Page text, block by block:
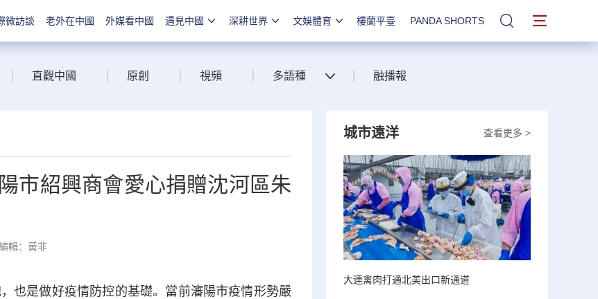
微訪談 老外在中國 外媒看中國 遇見中國 深耕世界 文娛體育 樓蘭平臺 PANDA SHORTS 站內搜索
直觀中國 原創 視頻 多語種 融播報
市紹興商會愛心捐贈沈河區朱
輯：黃非
是做好疫情防控的基礎。當前瀋陽市疫情形勢嚴
查看更多 >
城市遠洋
大連禽肉打通北美出口新通道